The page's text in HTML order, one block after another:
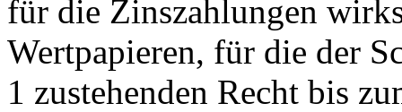
für die Zinszahlungen
Wertpapieren, für die der
1 zustehenden Recht bis